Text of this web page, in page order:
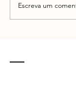
Escreva um